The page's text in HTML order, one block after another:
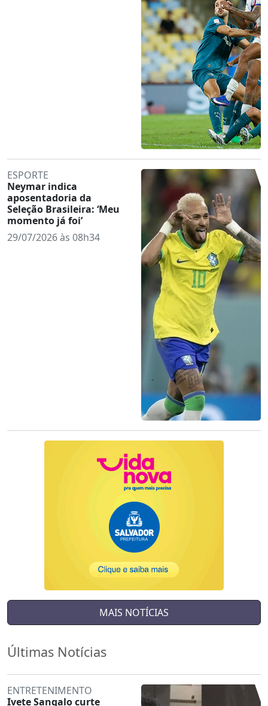
ESPORTE
Neymar indica
aposentadoria da
Seleção Brasileira: ‘Meu
momento já foi’
29/07/2026 às 08h34
MAIS NOTÍCIAS
Últimas Notícias
ENTRETENIMENTO
Ivete Sangalo curte